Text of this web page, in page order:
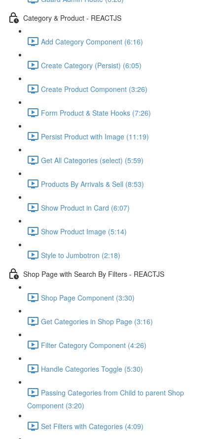
Category & Product - REACTJS
Add Category Component (6:16)
Create Category (Persist) (6:05)
Create Product Component (3:26)
Form Product & State Hooks (7:26)
Persist Product with Image (11:19)
Get All Categories (select) (5:59)
Products By Arrivals & Sell (8:53)
Show Product in Card (6:07)
Show Product Image (5:14)
Style to Jumbotron (2:18)
Shop Page with Search By Filters - REACTJS
Shop Page Component (3:30)
Get Categories in Shop Page (3:16)
Filter Category Component (4:26)
Handle Categories Toggle (5:30)
Passing Categories from Child to parent Shop
Component (3:20)
Set Filters with Categories (4:09)